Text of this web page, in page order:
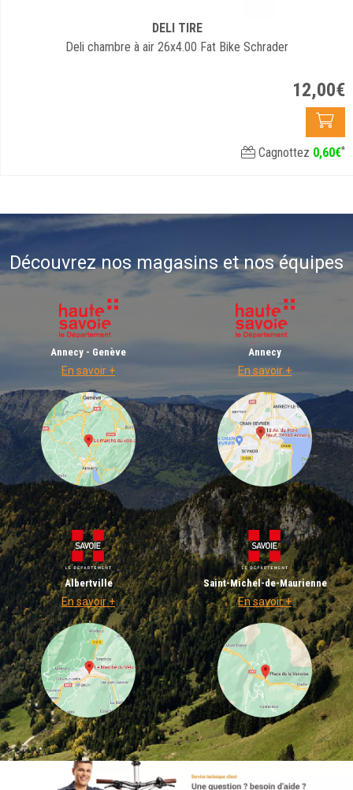
DELI TIRE
Deli chambre à air 26x4.00 Fat Bike Schrader
12,00€
Cagnottez 0,60€*
Découvrez nos magasins et nos équipes
Annecy - Genève
En savoir +
Annecy
En savoir +
Albertville
En savoir +
Saint-Michel-de-Maurienne
En savoir +